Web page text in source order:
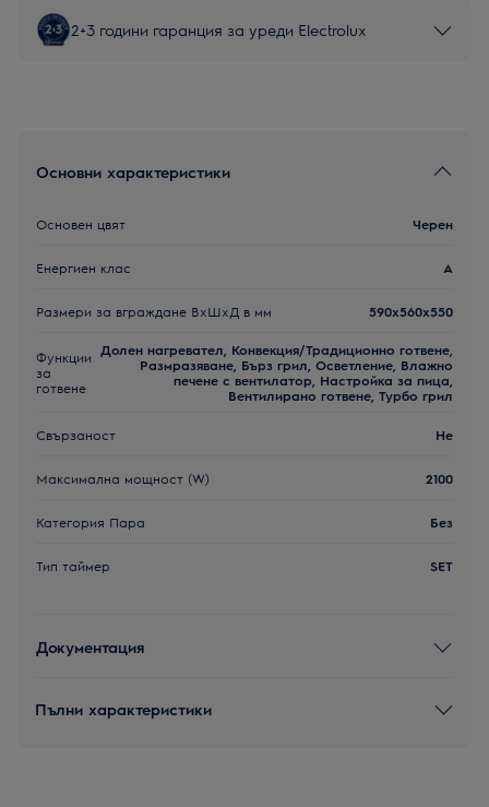
2+3 години гаранция за уреди Electrolux
Основни характеристики
Основен цвят Черен
Енергиен клас A
Размери за вграждане ВxШxД в мм 590x560x550
Функции
за
готвене
Долен нагревател, Конвекция/Традиционно готвене,
Размразяване, Бърз грил, Осветление, Влажно
печене с вентилатор, Настройка за пица,
Вентилирано готвене, Турбо грил
Свързаност Не
Максимална мощност (W) 2100
Категория Пара Без
Тип таймер SET
Документация
Пълни характеристики